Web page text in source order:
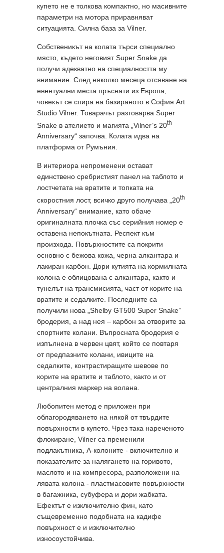
купето не е толкова компактно, но масивните
параметри на мотора приравняват
ситуацията. Силна база за Vilner.
Собственикът на колата търси специално
място, където неговият Super Snake да
получи адекватно на специалността му
внимание. След няколко месеца отсяване на
евентуални места пръснати из Европа,
човекът се спира на базираното в София Art
Studio Vilner. Товарачът разтоварва Super
Snake в ателието и магията „Vilner’s 20th
Anniversary“ започва. Колата идва на
платформа от Румъния.
В интериора непроменени остават
единствено сребристият панел на таблото и
лостчетата на вратите и топката на
скоростния лост, всичко друго получава „20th
Anniversary“ внимание, като обаче
оригиналната плочка със серийния номер е
оставена непокътната. Респект към
произхода. Повърхностите са покрити
основно с бежова кожа, черна алкантара и
лакиран карбон. Дори кутията на кормилната
колона е облицована с алкантара, както и
тунелът на трансмисията, част от корите на
вратите и седалките. Последните са
получили нова „Shelby GT500 Super Snake”
бродерия, а над нея – карбон за отворите за
спортните колани. Въпросната бродерия е
изпълнена в червен цвят, който се повтаря
от предпазните колани, ивиците на
седалките, контрастиращите шевове по
корите на вратите и таблото, както и от
централния маркер на волана.
Любопитен метод е приложен при
облагородяването на някой от твърдите
повърхности в купето. Чрез така нареченото
флокиране, Vilner са пременили
подлакътникa, А-колоните - включително и
показателите за налягането на горивото,
маслото и на компресора, разположени на
лявата колона - пластмасовите повърхности
в багажника, субуфера и дори жабката.
Ефектът е изключително фин, като
същевременно подобната на кадифе
повърхност е и изключително
износоустойчива.